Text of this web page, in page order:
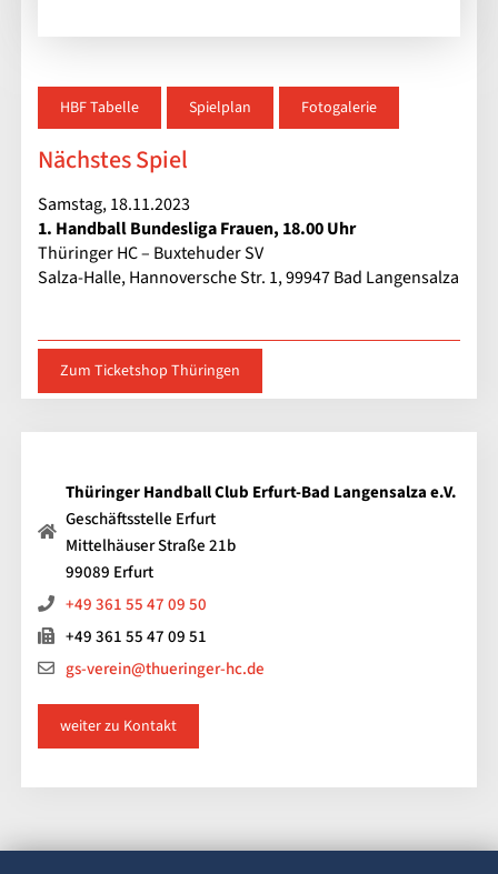
HBF Tabelle Spielplan Fotogalerie
Nächstes Spiel
Samstag, 18.11.2023
1. Handball Bundesliga Frauen, 18.00 Uhr
Thüringer HC – Buxtehuder SV
Salza-Halle, Hannoversche Str. 1, 99947 Bad Langensalza
Zum Ticketshop Thüringen
Thüringer Handball Club Erfurt-Bad Langensalza e.V.
Geschäftsstelle Erfurt
Mittelhäuser Straße 21b
99089 Erfurt
+49 361 55 47 09 50
+49 361 55 47 09 51
gs-verein@thueringer-hc.de
weiter zu Kontakt